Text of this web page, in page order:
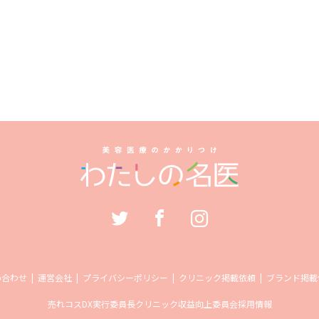
わせ 運営会社 プライバシーポリシー クリニック掲載依頼 ブランド掲
売れコスDX実行委員長クリニック収益向上委員会採用情報